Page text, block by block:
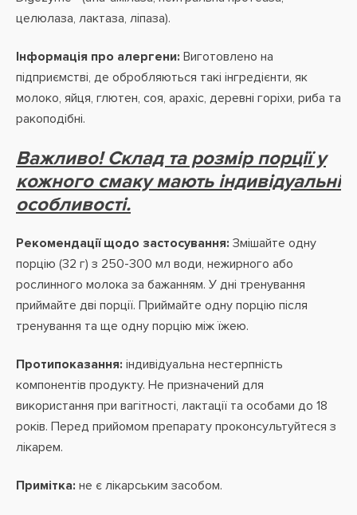
целюлаза, лактаза, ліпаза).
Інформація про алергени: Виготовлено на
підприємстві, де обробляються такі інгредієнти, як
молоко, яйця, глютен, соя, арахіс, деревні горіхи, риба та
ракоподібні.
Важливо! Склад та розмір порції у
кожного смаку мають індивідуальні
особливості.
Рекомендації щодо застосування: Змішайте одну
порцію (32 г) з 250-300 мл води, нежирного або
рослинного молока за бажанням. У дні тренування
приймайте дві порції. Приймайте одну порцію після
тренування та ще одну порцію між їжею.
Протипоказання: індивідуальна нестерпність
компонентів продукту. Не призначений для
використання при вагітності, лактації та особами до 18
років. Перед прийомом препарату проконсультуйтеся з
лікарем.
Примітка: не є лікарським засобом.